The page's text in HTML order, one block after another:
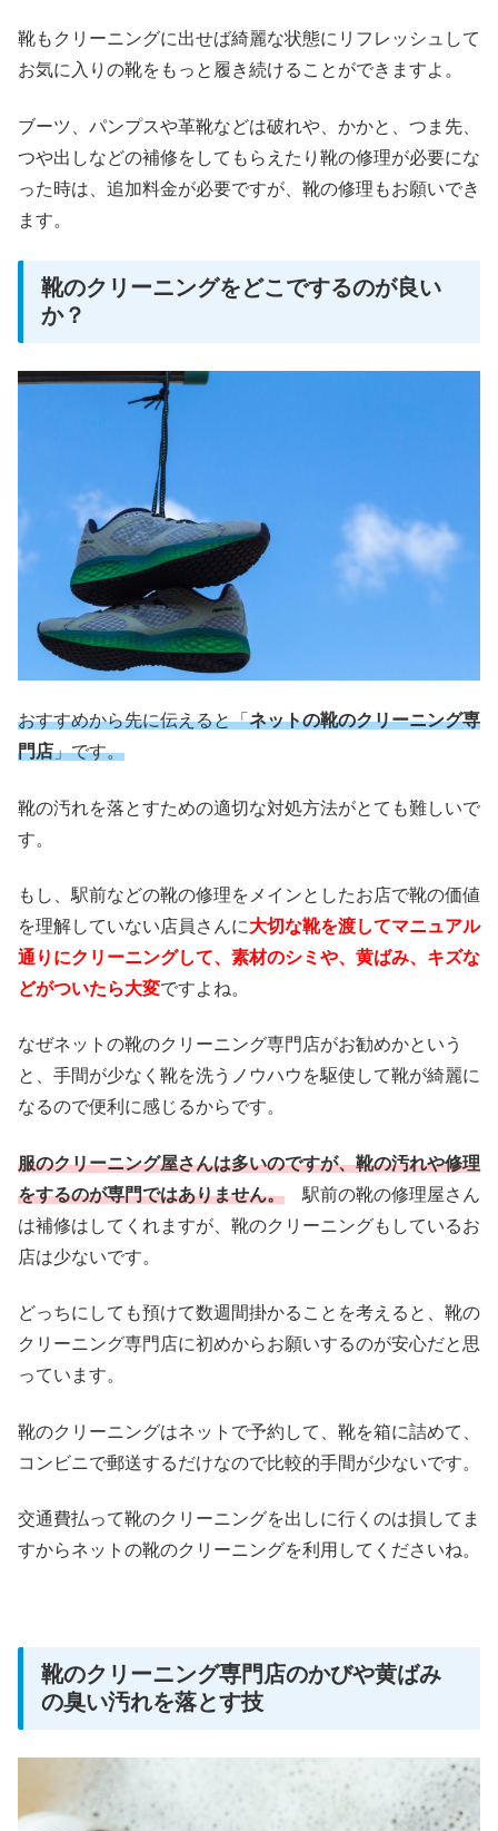
靴もクリーニングに出せば綺麗な状態にリフレッシュして
お気に入りの靴をもっと履き続けることができますよ。
ブーツ、パンプスや革靴などは破れや、かかと、つま先、
つや出しなどの補修をしてもらえたり靴の修理が必要にな
った時は、追加料金が必要ですが、靴の修理もお願いでき
ます。
靴のクリーニングをどこでするのが良い
か？
おすすめから先に伝えると「ネットの靴のクリーニング専
門店」です。
靴の汚れを落とすための適切な対処方法がとても難しいで
す。
もし、駅前などの靴の修理をメインとしたお店で靴の価値
を理解していない店員さんに大切な靴を渡してマニュアル
通りにクリーニングして、素材のシミや、黄ばみ、キズな
どがついたら大変ですよね。
なぜネットの靴のクリーニング専門店がお勧めかという
と、手間が少なく靴を洗うノウハウを駆使して靴が綺麗に
なるので便利に感じるからです。
服のクリーニング屋さんは多いのですが、靴の汚れや修理
をするのが専門ではありません。 駅前の靴の修理屋さん
は補修はしてくれますが、靴のクリーニングもしているお
店は少ないです。
どっちにしても預けて数週間掛かることを考えると、靴の
クリーニング専門店に初めからお願いするのが安心だと思
っています。
靴のクリーニングはネットで予約して、靴を箱に詰めて、
コンビニで郵送するだけなので比較的手間が少ないです。
交通費払って靴のクリーニングを出しに行くのは損してま
すからネットの靴のクリーニングを利用してくださいね。
靴のクリーニング専門店のかびや黄ばみ
の臭い汚れを落とす技